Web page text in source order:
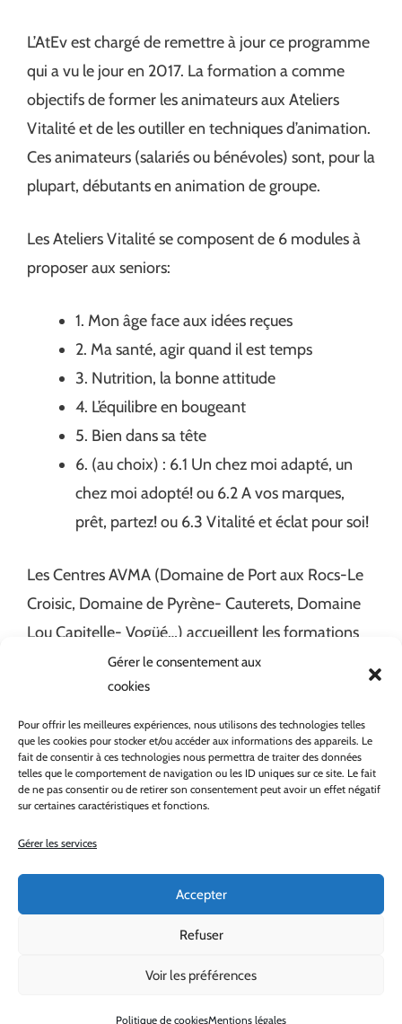
Gérer le consentement aux
cookies
Pour offrir les meilleures expériences, nous utilisons des technologies telles
que les cookies pour stocker et/ou accéder aux informations des appareils. Le
fait de consentir à ces technologies nous permettra de traiter des données
telles que le comportement de navigation ou les ID uniques sur ce site. Le fait
de ne pas consentir ou de retirer son consentement peut avoir un effet négatif
sur certaines caractéristiques et fonctions.
Gérer les services
Accepter
Refuser
Voir les préférences
Politique de cookiesMentions légales
L’AtEv est chargé de remettre à jour ce programme
qui a vu le jour en 2017. La formation a comme
objectifs de former les animateurs aux Ateliers
Vitalité et de les outiller en techniques d’animation.
Ces animateurs (salariés ou bénévoles) sont, pour la
plupart, débutants en animation de groupe.
Les Ateliers Vitalité se composent de 6 modules à
proposer aux seniors:
1. Mon âge face aux idées reçues
2. Ma santé, agir quand il est temps
3. Nutrition, la bonne attitude
4. L’équilibre en bougeant
5. Bien dans sa tête
6. (au choix) : 6.1 Un chez moi adapté, un
chez moi adopté! ou 6.2 A vos marques,
prêt, partez! ou 6.3 Vitalité et éclat pour soi!
Les Centres AVMA (Domaine de Port aux Rocs-Le
Croisic, Domaine de Pyrène- Cauterets, Domaine
Lou Capitelle- Vogüé…) accueillent les formations
d’animateurs.
Catégories
actualité,Blog
Étiquettes
Ateliers Vitalité,CCMSA
Baromètre de la qualité de vie
9 avril 2025
Montpellier